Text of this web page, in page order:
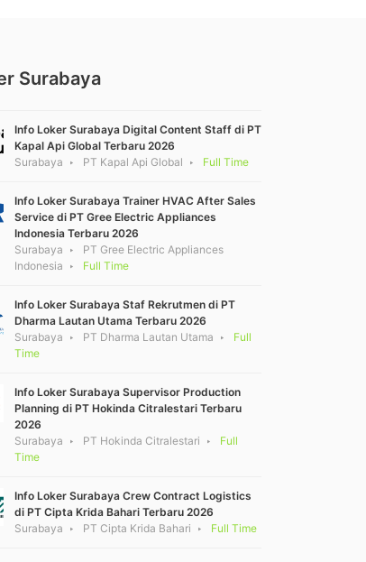
Surabaya
Info Loker Surabaya Digital Content Staff di PT
Kapal Api Global Terbaru 2026
Surabaya
PT Kapal Api Global Full Time
Info Loker Surabaya Trainer HVAC After Sales
Service di PT Gree Electric Appliances
Indonesia Terbaru 2026
Surabaya
PT Gree Electric Appliances
Indonesia
Full Time
Info Loker Surabaya Staf Rekrutmen di PT
Dharma Lautan Utama Terbaru 2026
Surabaya
PT Dharma Lautan Utama
Full
Time
Info Loker Surabaya Supervisor Production
Planning di PT Hokinda Citralestari Terbaru
2026
Surabaya
PT Hokinda Citralestari
Full
Time
Info Loker Surabaya Crew Contract Logistics
di PT Cipta Krida Bahari Terbaru 2026
Surabaya
PT Cipta Krida Bahari Full Time